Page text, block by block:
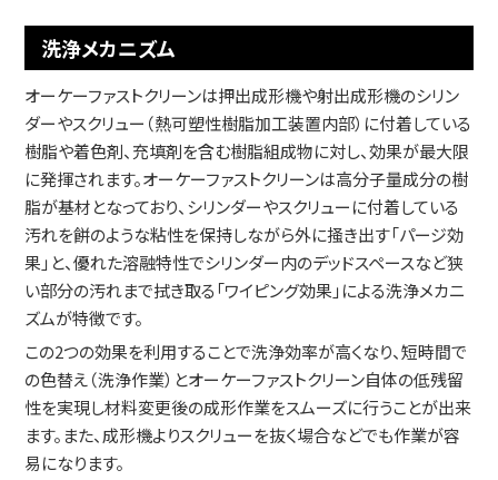
洗浄メカニズム
オーケーファストクリーンは押出成形機や射出成形機のシリン
ダーやスクリュー（熱可塑性樹脂加工装置内部）に付着している
樹脂や着色剤、充填剤を含む樹脂組成物に対し、効果が最大限
に発揮されます。オーケーファストクリーンは高分子量成分の樹
脂が基材となっており、シリンダーやスクリューに付着している
汚れを餅のような粘性を保持しながら外に掻き出す「パージ効
果」と、優れた溶融特性でシリンダー内のデッドスペースなど狭
い部分の汚れまで拭き取る「ワイピング効果」による洗浄メカニ
ズムが特徴です。
この2つの効果を利用することで洗浄効率が高くなり、短時間で
の色替え（洗浄作業）とオーケーファストクリーン自体の低残留
性を実現し材料変更後の成形作業をスムーズに行うことが出来
ます。また、成形機よりスクリューを抜く場合などでも作業が容
易になります。